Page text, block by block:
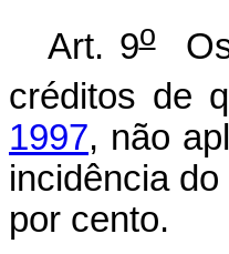
Art. 9oOs
créditos de
1997, não
incidência
por cento.